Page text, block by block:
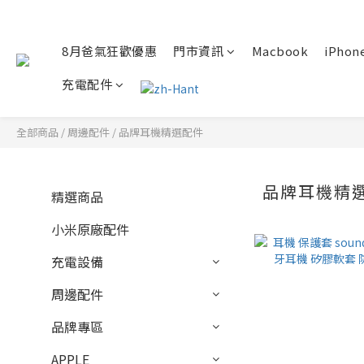
8月爸氣狂歡優惠 門市資訊 Macbook
充電配件
全部商品 / 周邊配件 / 品牌耳機精選配件
精選商品
小米原廠配件
充電設備
周邊配件
品牌專區
APPLE
品牌耳機精